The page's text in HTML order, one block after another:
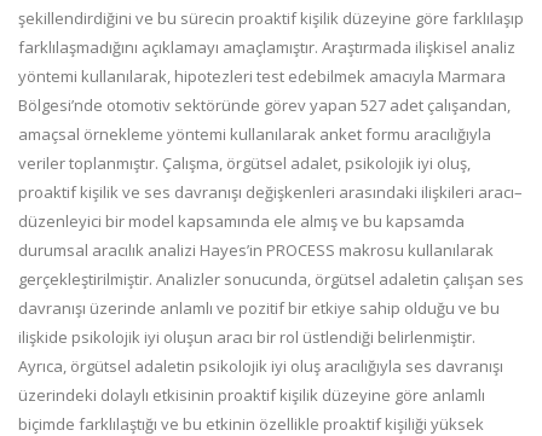
şekillendirdiğini ve bu sürecin proaktif kişilik düzeyine göre farklılaşıp
farklılaşmadığını açıklamayı amaçlamıştır. Araştırmada ilişkisel analiz
yöntemi kullanılarak, hipotezleri test edebilmek amacıyla Marmara
Bölgesi’nde otomotiv sektöründe görev yapan 527 adet çalışandan,
amaçsal örnekleme yöntemi kullanılarak anket formu aracılığıyla
veriler toplanmıştır. Çalışma, örgütsel adalet, psikolojik iyi oluş,
proaktif kişilik ve ses davranışı değişkenleri arasındaki ilişkileri aracı–
düzenleyici bir model kapsamında ele almış ve bu kapsamda
durumsal aracılık analizi Hayes’in PROCESS makrosu kullanılarak
gerçekleştirilmiştir. Analizler sonucunda, örgütsel adaletin çalışan ses
davranışı üzerinde anlamlı ve pozitif bir etkiye sahip olduğu ve bu
ilişkide psikolojik iyi oluşun aracı bir rol üstlendiği belirlenmiştir.
Ayrıca, örgütsel adaletin psikolojik iyi oluş aracılığıyla ses davranışı
üzerindeki dolaylı etkisinin proaktif kişilik düzeyine göre anlamlı
biçimde farklılaştığı ve bu etkinin özellikle proaktif kişiliği yüksek